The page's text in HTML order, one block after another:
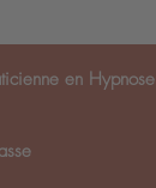
en Hypnose